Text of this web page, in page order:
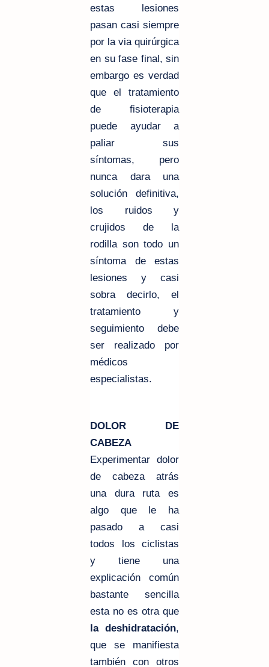
estas lesiones
pasan casi siempre
por la via quirúrgica
en su fase final, sin
embargo es verdad
que el tratamiento
de fisioterapia
puede ayudar a
paliar sus
síntomas, pero
nunca dara una
solución definitiva,
los ruidos y
crujidos de la
rodilla son todo un
síntoma de estas
lesiones y casi
sobra decirlo, el
tratamiento y
seguimiento debe
ser realizado por
médicos
especialistas.
DOLOR DE
CABEZA
Experimentar dolor
de cabeza atrás
una dura ruta es
algo que le ha
pasado a casi
todos los ciclistas
y tiene una
explicación común
bastante sencilla
esta no es otra que
la deshidratación,
que se manifiesta
también con otros